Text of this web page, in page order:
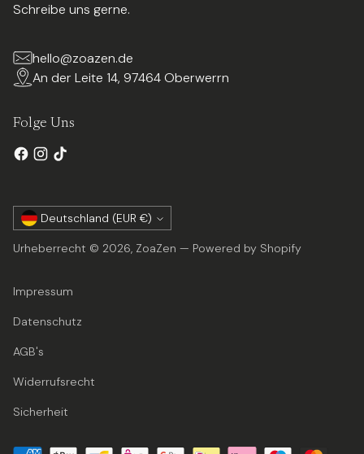
Schreibe uns gerne.
hello@zoazen.de
An der Leite 14, 97464 Oberwerrn
Folge Uns
Währung Deutschland (EUR €)
Urheberrecht © 2026, ZoaZen — Powered by Shopify
Impressum
Datenschutz
AGB's
Widerrufsrecht
Sicherheit